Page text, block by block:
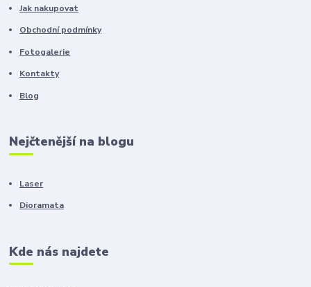
Jak nakupovat
Obchodní podmínky
Fotogalerie
Kontakty
Blog
Nejčtenější na blogu
Laser
Dioramata
Kde nás najdete